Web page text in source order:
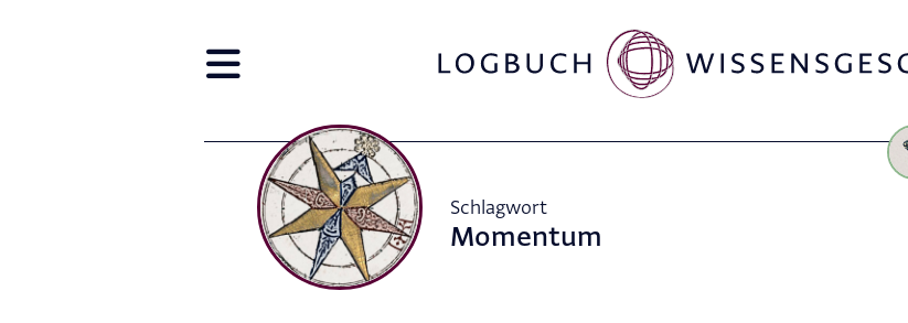
Schlagwort
Momentum